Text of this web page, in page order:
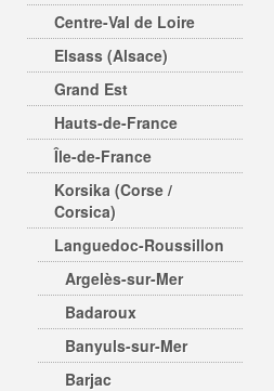
Centre-Val de Loire
Elsass (Alsace)
Grand Est
Hauts-de-France
Île-de-France
Korsika (Corse /
Corsica)
Languedoc-Roussillon
Argelès-sur-Mer
Badaroux
Banyuls-sur-Mer
Barjac